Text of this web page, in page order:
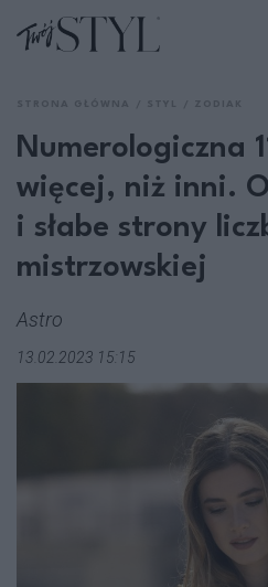
Numerologiczna
więcej, niż inni.
i słabe strony
mistrzowskiej
Astro
13.02.2023 15:15